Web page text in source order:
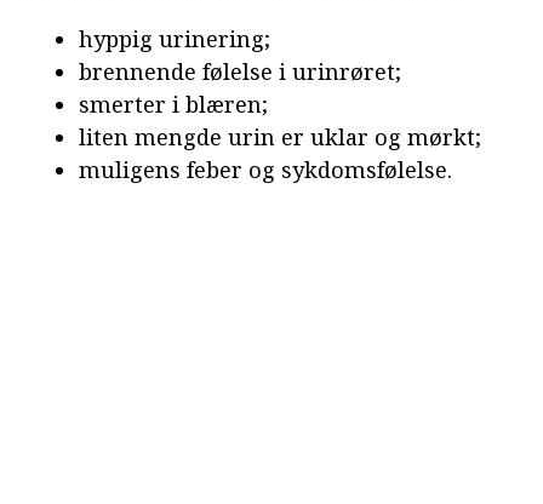
hyppig urinering;
brennende følelse i urinrøret;
smerter i blæren;
liten mengde urin er uklar og mørkt;
muligens feber og sykdomsfølelse.